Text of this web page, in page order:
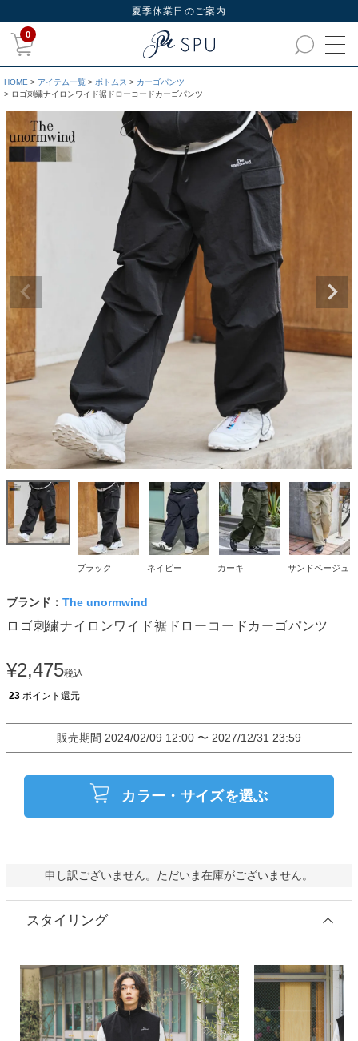
夏季休業日のご案内
0
HOME アイテム一覧 ボトムス
カーゴパンツ
ロゴ刺繍ナイロンワイド裾ドローコードカーゴパンツ
ブラック ネイビー カーキ サンドベージュ
ブランド： The unormwind
ロゴ刺繍ナイロンワイド裾ドローコードカーゴパンツ
¥2,475税込
23 ポイント還元
販売期間 2024/02/09 12:00 〜 2027/12/31 23:59
カラー・サイズを選ぶ
申し訳ございません。ただいま在庫がございません。
スタイリング